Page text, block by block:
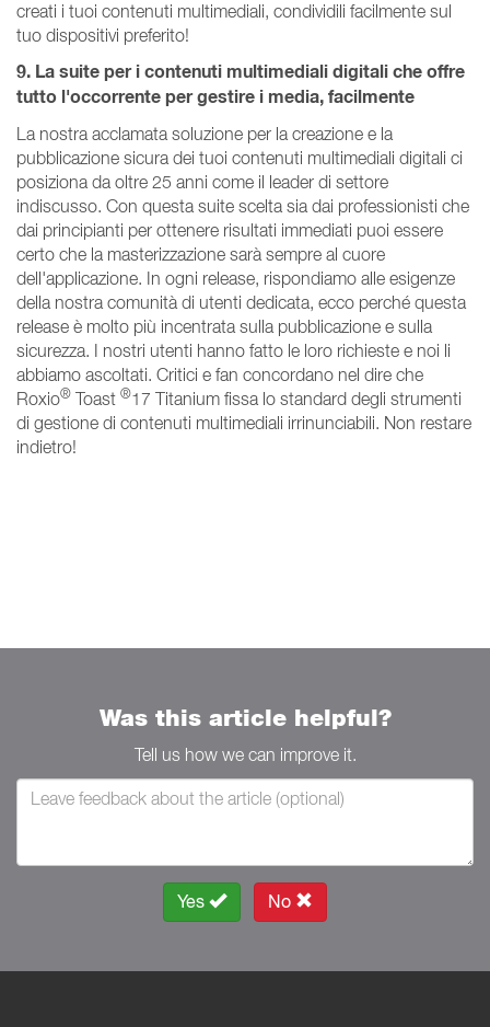
creati i tuoi contenuti multimediali, condividili facilmente sul
tuo dispositivi preferito!
9. La suite per i contenuti multimediali digitali che offre
tutto l'occorrente per gestire i media, facilmente
La nostra acclamata soluzione per la creazione e la
pubblicazione sicura dei tuoi contenuti multimediali digitali ci
posiziona da oltre 25 anni come il leader di settore
indiscusso. Con questa suite scelta sia dai professionisti che
dai principianti per ottenere risultati immediati puoi essere
certo che la masterizzazione sarà sempre al cuore
dell'applicazione. In ogni release, rispondiamo alle esigenze
della nostra comunità di utenti dedicata, ecco perché questa
release è molto più incentrata sulla pubblicazione e sulla
sicurezza. I nostri utenti hanno fatto le loro richieste e noi li
abbiamo ascoltati. Critici e fan concordano nel dire che
Roxio® Toast ®17 Titanium fissa lo standard degli strumenti
di gestione di contenuti multimediali irrinunciabili. Non restare
indietro!
Was this article helpful?
Tell us how we can improve it.
Yes No